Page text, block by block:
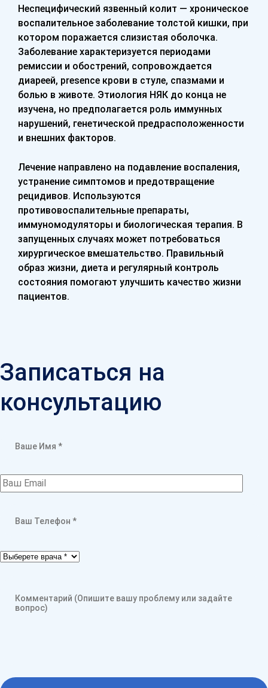
Неспецифический язвенный колит — хроническое
воспалительное заболевание толстой кишки, при
котором поражается слизистая оболочка.
Заболевание характеризуется периодами
ремиссии и обострений, сопровождается
диареей, presence крови в стуле, спазмами и
болью в животе. Этиология НЯК до конца не
изучена, но предполагается роль иммунных
нарушений, генетической предрасположенности
и внешних факторов.
Лечение направлено на подавление воспаления,
устранение симптомов и предотвращение
рецидивов. Используются
противовоспалительные препараты,
иммуномодуляторы и биологическая терапия. В
запущенных случаях может потребоваться
хирургическое вмешательство. Правильный
образ жизни, диета и регулярный контроль
состояния помогают улучшить качество жизни
пациентов.
Записаться на
консультацию